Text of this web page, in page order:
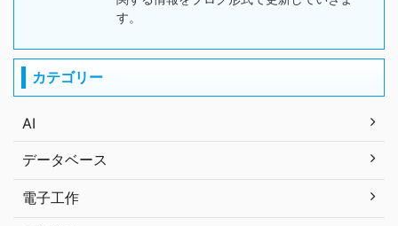
す。
カテゴリー
AI
データベース
電子工作